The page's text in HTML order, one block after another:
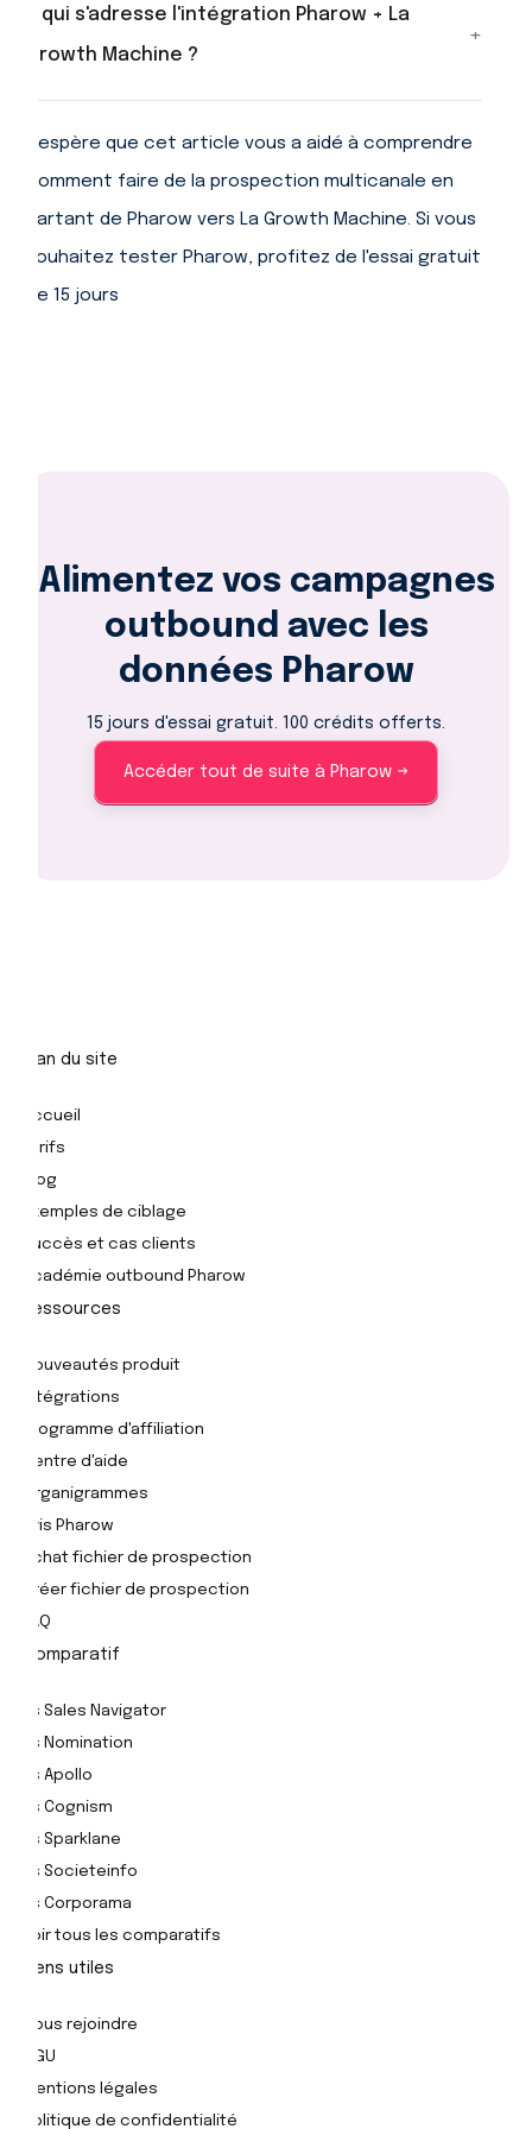
avec HubSpot, Pipedrive et Salesforce. Pharow
propose également ses propres intégrations CRM.
tout en gardant votre CRM à jour
À qui s'adresse l'intégration Pharow + La
Growth Machine ?
+
commerciales, growth hackers et agences qui
veulent industrialiser leur prospection B2B
équipes ciblant le marché français, grâce à la base
Pharow de plus de 4 millions d'entreprises.
J'espère que cet article vous a aidé à comprendre
comment faire de la prospection multicanale en
partant de Pharow vers La Growth Machine. Si vous
souhaitez tester Pharow, profitez de l'essai gratuit
de 15 jours
Alimentez vos campagnes
outbound avec les
données Pharow
15 jours d'essai gratuit. 100 crédits offerts.
Accéder tout de suite à Pharow →
Plan du site
Accueil
Tarifs
Blog
Exemples de ciblage
Succès et cas clients
Académie outbound Pharow
Ressources
Nouveautés produit
Intégrations
Programme d'affiliation
Centre d'aide
Organigrammes
Avis Pharow
Achat fichier de prospection
Créer fichier de prospection
FAQ
Comparatif
Vs Sales Navigator
Vs Nomination
Vs Apollo
Vs Cognism
Vs Sparklane
Vs Societeinfo
Vs Corporama
Voir tous les comparatifs
Liens utiles
Nous rejoindre
CGU
Mentions légales
Politique de confidentialité